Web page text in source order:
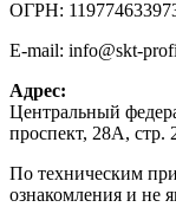
ОГРН:
E-mail: info@skt-
Адрес:
Центральный
проспект, 28А, стр.
По техническим
ознакомления и не